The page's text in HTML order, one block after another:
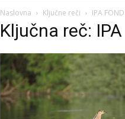
Naslovna Ključne reči IPA FOND
Ključna reč: IPA